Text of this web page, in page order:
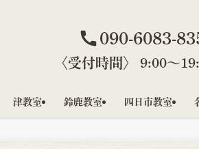
津教室 鈴鹿教室 四日市教室
090-6083-
〈受付時間〉 9:00〜